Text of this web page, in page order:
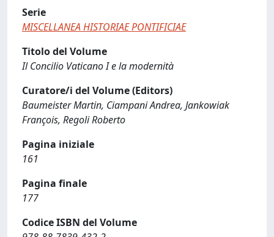
Serie
MISCELLANEA HISTORIAE PONTIFICIAE
Titolo del Volume
Il Concilio Vaticano I e la modernità
Curatore/i del Volume (Editors)
Baumeister Martin, Ciampani Andrea, Jankowiak
François, Regoli Roberto
Pagina iniziale
161
Pagina finale
177
Codice ISBN del Volume